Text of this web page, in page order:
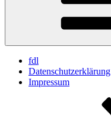
fdl
Datenschutzerklärung
Impressum